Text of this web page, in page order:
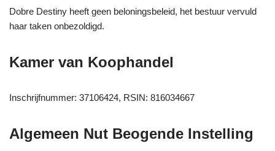
Dobre Destiny heeft geen beloningsbeleid, het bestuur vervuld
haar taken onbezoldigd.
Kamer van Koophandel
Inschrijfnummer: 37106424, RSIN: 816034667
Algemeen Nut Beogende Instelling